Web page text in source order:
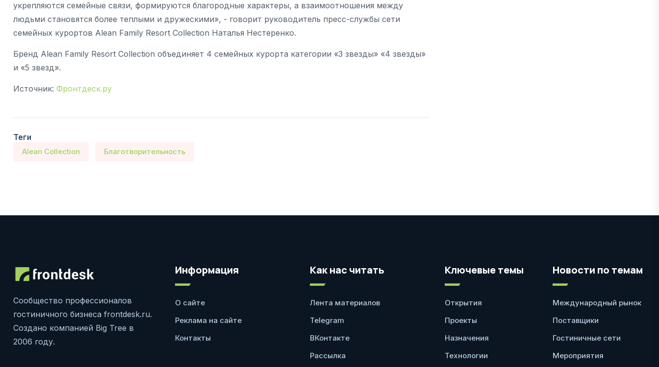
укрепляются семейные связи, формируются благородные характеры, а взаимоотношения между
людьми становятся более теплыми и дружескими», - говорит руководитель пресс-службы сети
семейных курортов Alean Family Resort Collection Наталья Нестеренко.
Бренд Alean Family Resort Collection объединяет 4 семейных курорта категории «3 звезды» «4 звезды»
и «5 звезд».
Источник: Фронтдеск.ру
Теги
Alean Collection Благотворительность
Сообщество профессионалов
гостиничного бизнеса frontdesk.ru.
Создано компанией Big Tree в
2006 году.
Информация
О сайте
Реклама на сайте
Контакты
Как нас читать
Лента материалов
Telegram
ВКонтакте
Рассылка
Ключевые темы
Открытия
Проекты
Назначения
Технологии
Новости по темам
Международный рынок
Поставщики
Гостиничные сети
Мероприятия